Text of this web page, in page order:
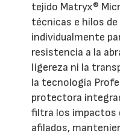
tejido Matryx®
técnicas e hilos
individualmente
resistencia a la
ligereza ni la
la tecnología
protectora
filtra los impactos
afilados,